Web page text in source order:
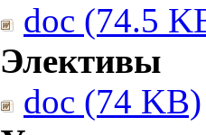
doc (74.5
Элективы
doc (74 KB)